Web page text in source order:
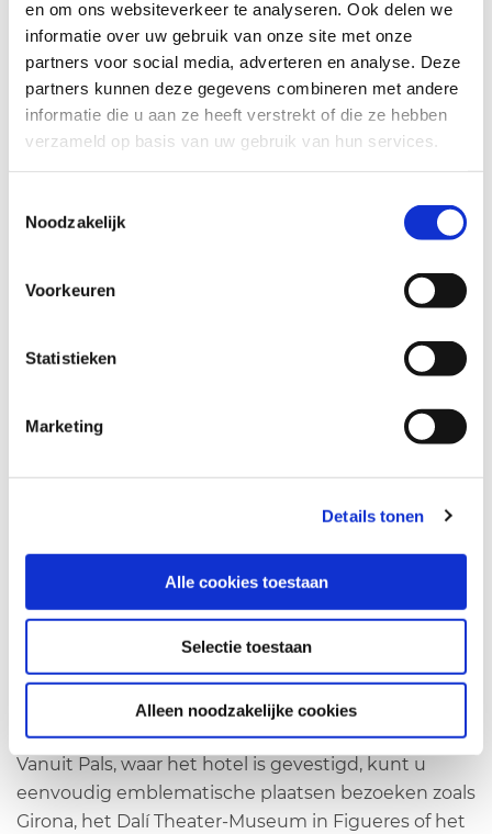
en om ons websiteverkeer te analyseren. Ook delen we
informatie over uw gebruik van onze site met onze
partners voor social media, adverteren en analyse. Deze
partners kunnen deze gegevens combineren met andere
informatie die u aan ze heeft verstrekt of die ze hebben
verzameld op basis van uw gebruik van hun services.
Noodzakelijk
Voorkeuren
Statistieken
Marketing
Details tonen
Alle cookies toestaan
Selectie toestaan
Alleen noodzakelijke cookies
Als u in ons hotel verblijft, bent u minder dan 2 uur
verwijderd van Barcelona. U kunt gemakkelijk de
stad Barcelona bezoeken en tegelijkertijd
ontspannen in een omgeving omgeven door
natuur, rust en met toegang tot stranden met
kristalhelder water en rotsachtige baaien. De
Sagrada Família, Casa Batlló en Montjuïc, naast vele
andere bezienswaardigheden, wachten op u.
Meer informatie
In Catalonië
La Costa Beach & Golf Resort is de ideale keuze als u
op zoek bent naar een strandhotel in Catalonië.
Vanuit Pals, waar het hotel is gevestigd, kunt u
eenvoudig emblematische plaatsen bezoeken zoals
Girona, het Dalí Theater-Museum in Figueres of het